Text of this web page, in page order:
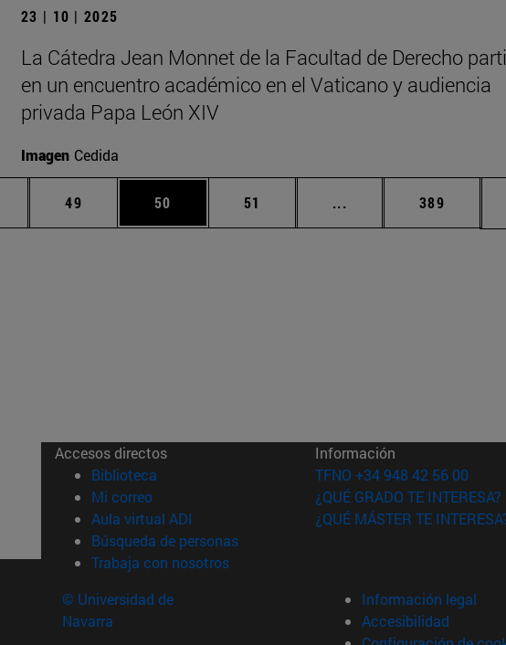
23 | 10 | 2025
La Cátedra Jean Monnet de la Facultad de Derecho
en un encuentro académico en el Vaticano y audiencia
privada Papa León XIV
Imagen Cedida
Páginas intermedias Use TAB para desplazarse.
Página
49 Página
50 Página
51 ... Páginas intermedias
Página
389
Accesos directos
Biblioteca (abre en nueva ventana)
Mi correo(abre en nueva ventana)
Aula virtual ADI (abre en nueva ventana)
Búsqueda de personas(abre en nueva ventana)
Trabaja con nosotros(abre en nueva ventana)
Información
TFNO +34 948 42 56 00
¿QUÉ GRADO TE INTERESA?
¿QUÉ MÁSTER TE
© Universidad de
Navarra
Información legal
Accesibilidad